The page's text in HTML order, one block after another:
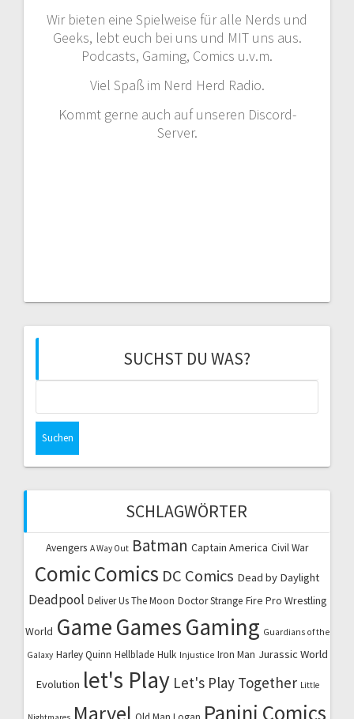
Wir bieten eine Spielweise für alle Nerds und
Geeks, lebt euch bei uns und MIT uns aus.
Podcasts, Gaming, Comics u.v.m.
Viel Spaß im Nerd Herd Radio.
Kommt gerne auch auf unseren Discord-
Server.
SUCHST DU WAS?
SCHLAGWÖRTER
Avengers A Way Out Batman Captain America Civil War
ComicComics DC Comics Dead by Daylight
Deadpool Deliver Us The Moon Doctor Strange Fire Pro Wrestling
World GameGamesGaming Guardians of the
Galaxy Harley Quinn Hellblade Hulk Injustice Iron Man Jurassic World
Evolution let's Play Let's Play Together Little
Marvel Panini Comics